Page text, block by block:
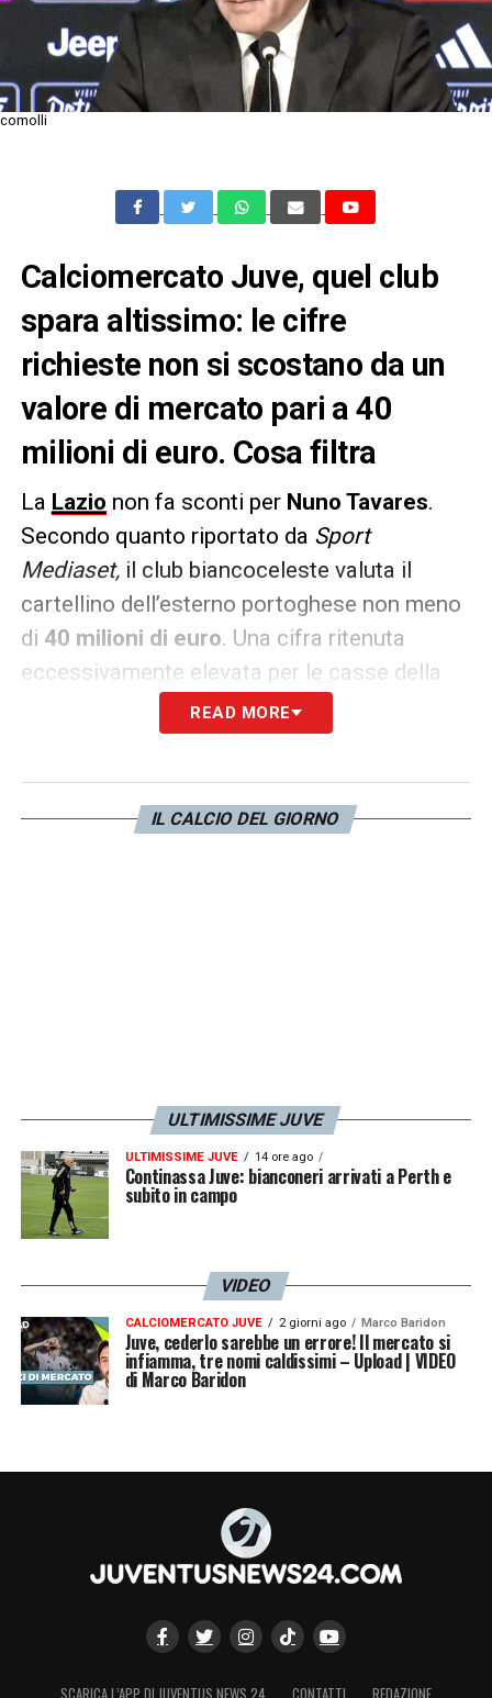
comolli
Calciomercato Juve, quel club
spara altissimo: le cifre
richieste non si scostano da un
valore di mercato pari a 40
milioni di euro. Cosa filtra
La Lazio non fa sconti per Nuno Tavares.
Secondo quanto riportato da Sport
Mediaset,il club biancoceleste valuta il
cartellino dell’esterno portoghese non meno
di 40 milioni di euro. Una cifra ritenuta
eccessivamente elevata per le casse della
Al-Hilal.Ibianconerisono dunque
READ MORE
IL CALCIO DEL GIORNO
ULTIMISSIME JUVE
ULTIMISSIME JUVE 14 ore ago
Continassa Juve: bianconeri arrivati a Perth e
subito in campo
VIDEO
CALCIOMERCATO JUVE 2 giorni ago Marco Baridon
Juve, cederlo sarebbe un errore! Il mercato si
infiamma, tre nomi caldissimi – Upload | VIDEO
di Marco Baridon